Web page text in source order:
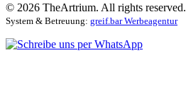
© 2026 TheArtrium. All rights reserved.
System & Betreuung: greif.bar Werbeagentur